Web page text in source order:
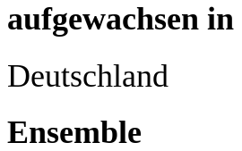
aufgewachsen in
Deutschland
Ensemble